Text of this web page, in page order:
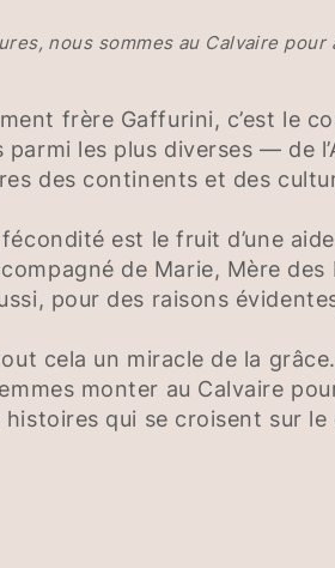
nous sommes au Calvaire
frère Gaffurini, c’est le
les plus diverses — de
des continents et des
est le fruit d’une
de Marie, Mère
pour des raisons
cela un miracle de la
monter au Calvaire
histoires qui se croisent sur